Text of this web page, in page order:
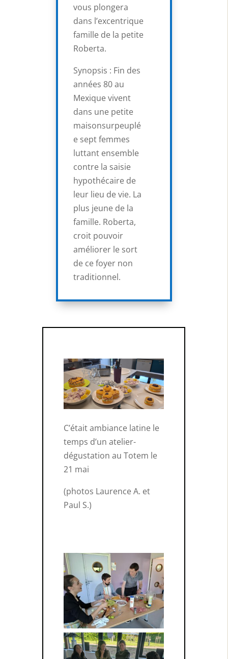
vous plongera
dans l’excentrique
famille de la petite
Roberta.
Synopsis : Fin des
années 80 au
Mexique vivent
dans une petite
maisonsurpeuplé
e sept femmes
luttant ensemble
contre la saisie
hypothécaire de
leur lieu de vie. La
plus jeune de la
famille. Roberta,
croit pouvoir
améliorer le sort
de ce foyer non
traditionnel.
C’était ambiance latine le
temps d’un atelier-
dégustation au Totem le
21 mai
(photos Laurence A. et
Paul S.)